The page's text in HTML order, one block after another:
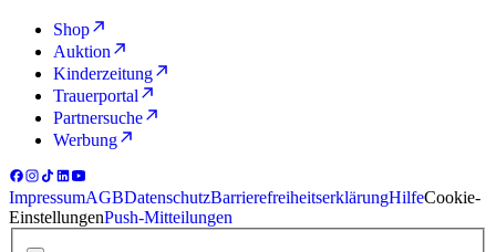
Shop
Auktion
Kinderzeitung
Trauerportal
Partnersuche
Werbung
ImpressumAGBDatenschutzBarrierefreiheitserklärungHilfeCookie-
EinstellungenPush-Mitteilungen